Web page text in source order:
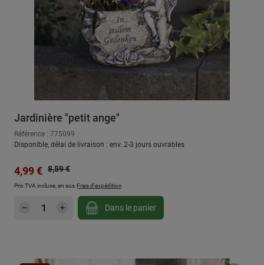
Jardinière "petit ange"
Référence : 775099
Disponible, délai de livraison : env. 2-3 jours ouvrables
Prix de vente :
4,99 € Prix régulier :
8,59 €
Prix TVA incluse, en sus Frais d'expédition
Quantité de produit : Entrez la quantité
Dans le panier